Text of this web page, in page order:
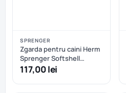
SPRENGER
Zgarda pentru caini Herm
Sprenger Softshell
reglabila - S/M - Negru
117,00 lei